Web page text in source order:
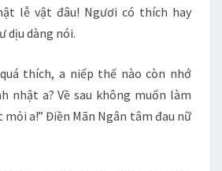
lễ vật đâu! Ngươi có thích hay
dịu dàng nói.
thích, a niếp thế nào còn nhớ
nhật a? Về sau không muốn làm
mỏi a!” Điền Mãn Ngân tâm đau nữ